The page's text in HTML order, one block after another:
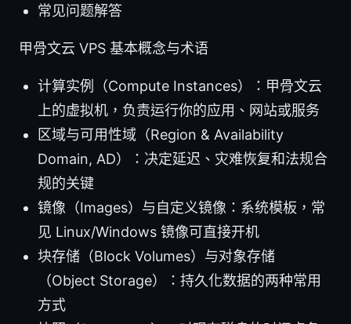
常见问题解答
甲骨文云 VPS 基本概念与术语
计算实例（Compute Instances）：甲骨文云
上的虚拟机，负责运行你的应用、网站或服务
区域与可用性域（Region & Availability
Domain, AD）：决定延迟、灾难恢复和法规合
规的关键
镜像（Images）与自定义镜像：系统模板，常
见 Linux/Windows 镜像可直接开机
块存储（Block Volumes）与对象存储
（Object Storage）：持久化数据的两种常用
方式